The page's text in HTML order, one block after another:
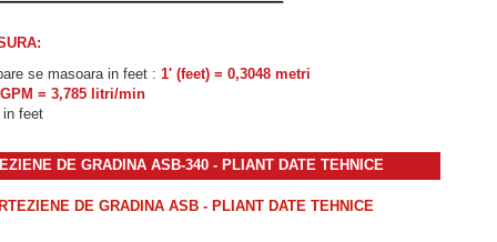
se masoara in feet : 1' (feet) = 0,3048 metri
= 3,785 litri/min
in feet
DE GRADINA ASB-340 - PLIANT DATE TEHNICE
DE GRADINA ASB - PLIANT DATE TEHNICE